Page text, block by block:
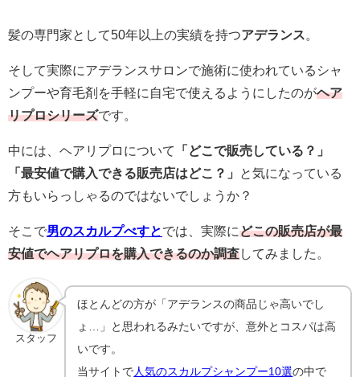
髪の専門家として50年以上の実績を持つアデランス
そして実際にアデランスサロンで施術に使われているシャ
ンプーや育毛剤を手軽に自宅で使えるようにしたのがヘア
リプロシリーズです。
中には、ヘアリプロについて
「どこで販売している？」
「最安値で購入できる販売店はどこ？」
と気になっている
方もいらっしゃるのではないでしょうか？
そこで男のスカルプべすとでは、実際にどこの販売店が最
安値でヘアリプロを購入できるのか調査してみました。
スタッフ
ほとんどの方が「アデランスの商品じゃ高いでし
ょ…」と思われるみたいですが、意外とコスパは高
いです。
当サイトで 人気のスカルプシャンプー10選の中で